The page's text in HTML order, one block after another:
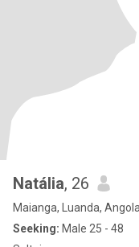
Natália, 26
Maianga, Luanda, Angola
Seeking: Male 25 - 48